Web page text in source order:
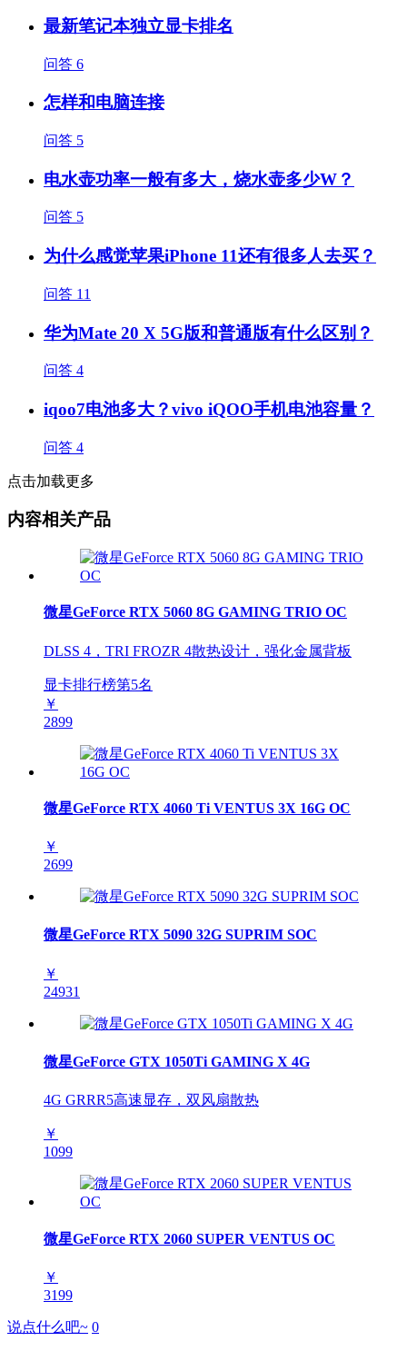
最新笔记本独立显卡排名
问答 6
怎样和电脑连接
问答 5
电水壶功率一般有多大，烧水壶多少W？
问答 5
为什么感觉苹果iPhone 11还有很多人去买？
问答 11
华为Mate 20 X 5G版和普通版有什么区别？
问答 4
iqoo7电池多大？vivo iQOO手机电池容量？
问答 4
点击加载更多
内容相关产品
微星GeForce RTX 5060 8G GAMING TRIO OC
DLSS 4，TRI FROZR 4散热设计，强化金属背板
显卡排行榜第5名
￥
2899
微星GeForce RTX 4060 Ti VENTUS 3X 16G OC
￥
2699
微星GeForce RTX 5090 32G SUPRIM SOC
￥
24931
微星GeForce GTX 1050Ti GAMING X 4G
4G GRRR5高速显存，双风扇散热
￥
1099
微星GeForce RTX 2060 SUPER VENTUS OC
￥
3199
说点什么吧~ 0